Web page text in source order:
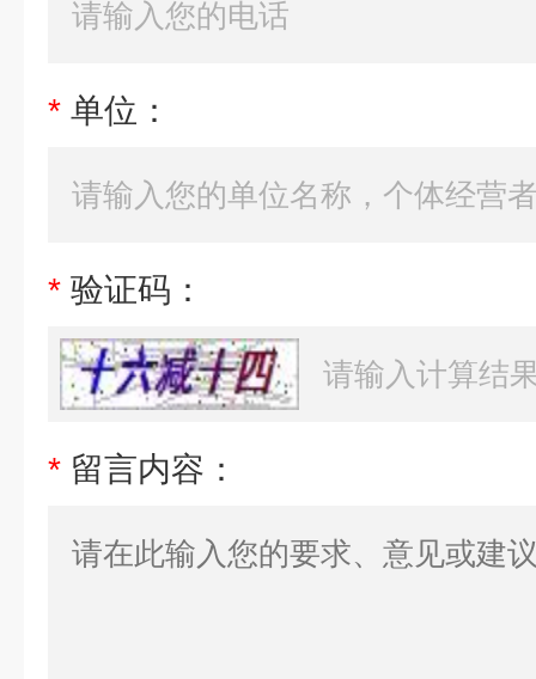
* 单位：
* 验证码：
* 留言内容：